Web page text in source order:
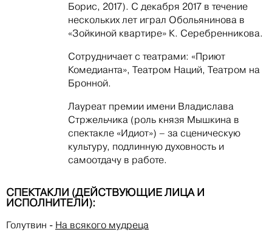
Борис, 2017). С декабря 2017 в течение
нескольких лет играл Обольянинова в
«Зойкиной квартире» К. Серебренникова.
Сотрудничает с театрами: «Приют
Комедианта», Театром Наций, Театром на
Бронной.
Лауреат премии имени Владислава
Стржельчика (роль князя Мышкина в
спектакле «Идиот») – за сценическую
культуру, подлинную духовность и
самоотдачу в работе.
СПЕКТАКЛИ (ДЕЙСТВУЮЩИЕ ЛИЦА И
ИСПОЛНИТЕЛИ):
Голутвин - На всякого мудреца